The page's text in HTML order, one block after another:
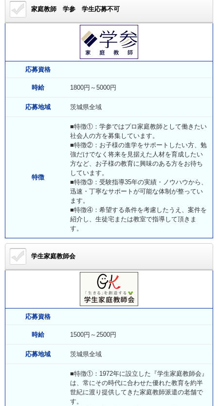
家庭教師 学参学生応募不可
応募資格
時給 1800円～5000円
応募地域 茨城県全域
特徴
■特徴①：学参ではプロ家庭教師として働きたい
社会人の方を募集しています。
■特徴②：お子様の進学をサポートしたい方、勉
強だけでなく将来を見据えた人材を育成したい
方など、お子様の教育に興味のある方をお待ち
しています。
■特徴③：受験指導35年の実績・ノウハウから、
迅速・丁寧なサポートが可能な体制が整ってい
ます。
■特徴④：希望する条件を考慮したうえ、案件を
紹介し、生徒宅または教室で指導して頂きま
す。
学生家庭教師会
応募資格
時給 1500円～2500円
応募地域 茨城県全域
■特徴①：1972年に設立した『学生家庭教師会』
は、常にその時代に合わせた優れた教育を約半
世紀に渡り提供してきた家庭教師派遣の老舗で
す。